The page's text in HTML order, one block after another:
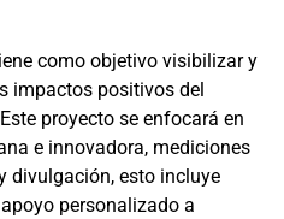
como objetivo visibilizar y
impactos positivos del
proyecto se enfocará en
e innovadora, mediciones
divulgación, esto incluye
personalizado a